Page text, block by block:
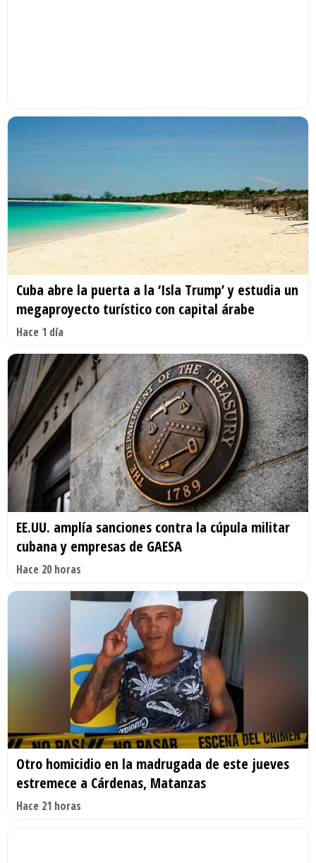
Cuba abre la puerta a la ‘Isla Trump’ y estudia un
megaproyecto turístico con capital árabe
Hace 1 día
EE.UU. amplía sanciones contra la cúpula militar
cubana y empresas de GAESA
Hace 20 horas
Otro homicidio en la madrugada de este jueves
estremece a Cárdenas, Matanzas
Hace 21 horas